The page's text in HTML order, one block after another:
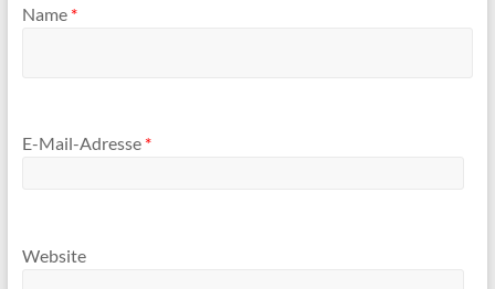
Name *
E-Mail-Adresse *
Website